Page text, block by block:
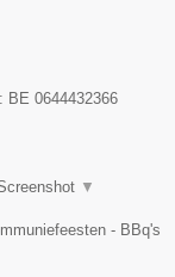
BE 0644432366
▼
- BBq's